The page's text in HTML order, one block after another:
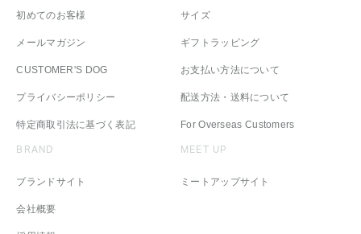
初めてのお客様
メールマガジン
CUSTOMER'S DOG
プライバシーポリシー
特定商取引法に基づく表記
サイズ
ギフトラッピング
お支払い方法について
配送方法・送料について
For Overseas Customers
BRAND
ブランドサイト
会社概要
MEET UP
ミートアップサイト